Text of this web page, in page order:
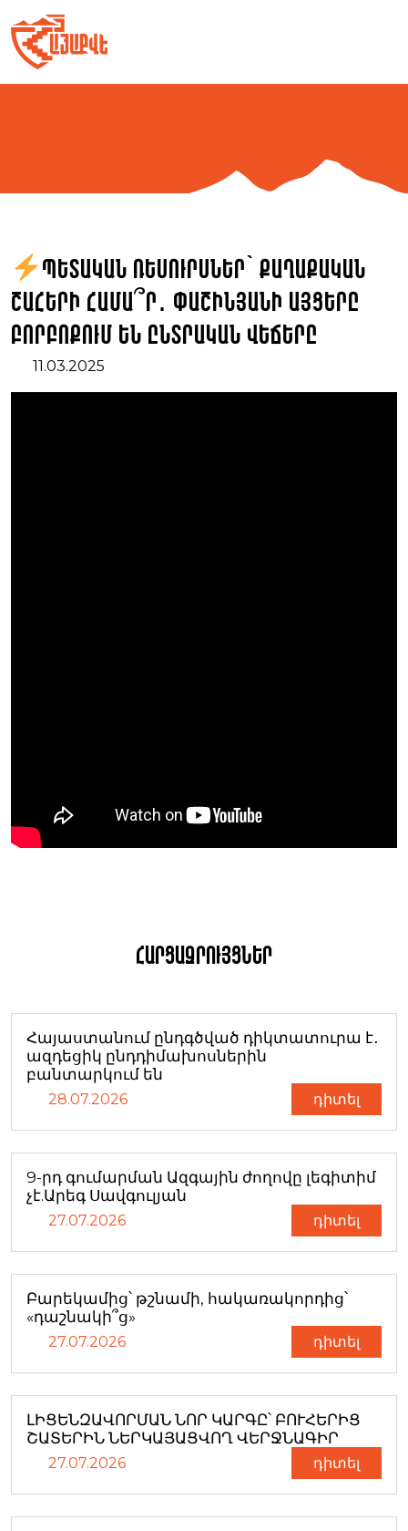
to
content
Պետական ռեսուրսներ՝ քաղաքական
շահերի համա՞ր․ Փաշինյանի այցերը
բորբոքում են ընտրական վեճերը
11.03.2025
Հարցազրույցներ
Հայաստանում ընդգծված դիկտատուրա է․
ազդեցիկ ընդդիմախոսներին
բանտարկում են
28.07.2026 դիտել
9-րդ գումարման Ազգային ժողովը լեգիտիմ
չէ.Արեգ Սավգուլյան
27.07.2026 դիտել
Բարեկամից՝ թշնամի, հակառակորդից՝
«դաշնակի՞ց»
27.07.2026 դիտել
ԼԻՑԵՆԶԱՎՈՐՄԱՆ ՆՈՐ ԿԱՐԳԸ՝ ԲՈՒՀԵՐԻՑ
ՇԱՏԵՐԻՆ ՆԵՐԿԱՅԱՑՎՈՂ ՎԵՐՋՆԱԳԻՐ
27.07.2026 դիտել